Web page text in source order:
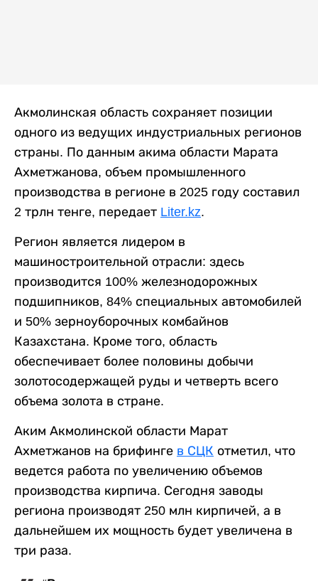
Акмолинская область сохраняет позиции
одного из ведущих индустриальных регионов
страны. По данным акима области Марата
Ахметжанова, объем промышленного
производства в регионе в 2025 году составил
2 трлн тенге, передает Liter.kz.
Регион является лидером в
машиностроительной отрасли: здесь
производится 100% железнодорожных
подшипников, 84% специальных автомобилей
и 50% зерноуборочных комбайнов
Казахстана. Кроме того, область
обеспечивает более половины добычи
золотосодержащей руды и четверть всего
объема золота в стране.
Аким Акмолинской области Марат
Ахметжанов на брифинге в СЦК отметил, что
ведется работа по увеличению объемов
производства кирпича. Сегодня заводы
региона производят 250 млн кирпичей, а в
дальнейшем их мощность будет увеличена в
три раза.